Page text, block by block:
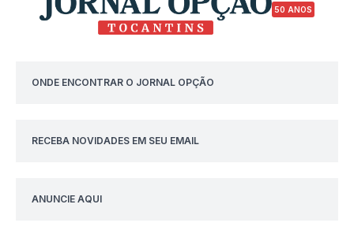
50 ANOS
ONDE ENCONTRAR O JORNAL OPÇÃO
RECEBA NOVIDADES EM SEU EMAIL
ANUNCIE AQUI